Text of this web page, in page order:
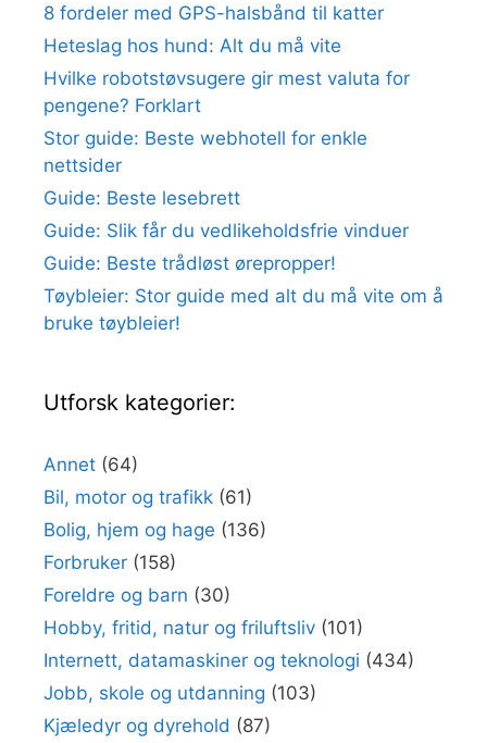
8 fordeler med GPS-halsbånd til katter
Heteslag hos hund: Alt du må vite
Hvilke robotstøvsugere gir mest valuta for
pengene? Forklart
Stor guide: Beste webhotell for enkle
nettsider
Guide: Beste lesebrett
Guide: Slik får du vedlikeholdsfrie vinduer
Guide: Beste trådløst ørepropper!
Tøybleier: Stor guide med alt du må vite om å
bruke tøybleier!
Utforsk kategorier:
Annet (64)
Bil, motor og trafikk (61)
Bolig, hjem og hage (136)
Forbruker (158)
Foreldre og barn (30)
Hobby, fritid, natur og friluftsliv (101)
Internett, datamaskiner og teknologi (434)
Jobb, skole og utdanning (103)
Kjæledyr og dyrehold (87)